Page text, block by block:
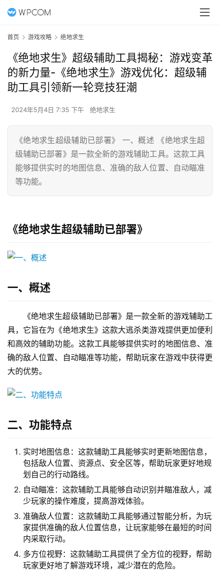
首页 游戏攻略 绝地求生
《绝地求生》超级辅助工具揭秘：游戏变革
的新力量-《绝地求生》游戏优化：超级辅
助工具引领新一轮竞技狂潮
2024年5月4日 7:35 下午 绝地求生
《绝地求生超级辅助已部署》 一、概述 《绝地求生超
级辅助已部署》是一款全新的游戏辅助工具。这款工具
能够提供实时的地图信息、准确的敌人位置、自动瞄准
等功能。
《绝地求生超级辅助已部署》
一、概述
《绝地求生超级辅助已部署》是一款全新的游戏辅助工
具，它旨在为《绝地求生》这款大逃杀类游戏提供更加便利
和高效的辅助功能。这款工具能够提供实时的地图信息、准
确的敌人位置、自动瞄准等功能，帮助玩家在游戏中获得更
大的优势。
二、功能特点
实时地图信息：这款辅助工具能够实时更新地图信息，
包括敌人位置、资源点、安全区等，帮助玩家更好地规
划自己的行动路线。
自动瞄准：这款辅助工具能够自动识别并瞄准敌人，减
少玩家的操作难度，提高游戏体验。
准确敌人位置：这款辅助工具能够通过智能分析，为玩
家提供准确的敌人位置信息，让玩家能够在最短的时间
内采取行动。
多方位视野：这款辅助工具提供了全方位的视野，帮助
玩家更好地了解游戏环境，减少潜在的危险。